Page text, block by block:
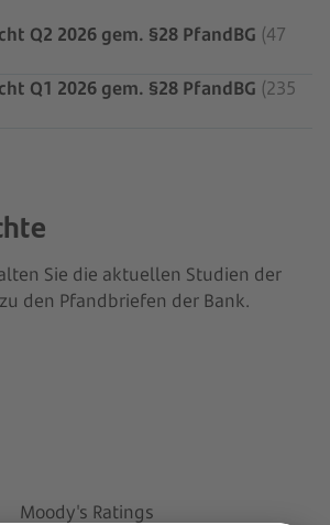
Q2 2026 gem. §28 PfandBG (47
Q1 2026 gem. §28 PfandBG (235
Sie die aktuellen Studien der
den Pfandbriefen der Bank.
Moody's Ratings